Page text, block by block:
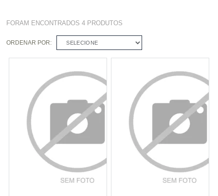
FORAM ENCONTRADOS4 PRODUTOS
ORDENAR POR: SELECIONE